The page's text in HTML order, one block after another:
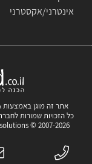
אינטרני/אקסטרני
אתר זה מוגן באמצעות reCAPTCHA.
כל הזכויות שמורות לחברת
© 2007-2026